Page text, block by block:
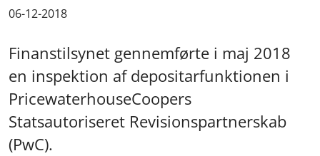
06-12-2018
Finanstilsynet gennemførte i maj 2018
en inspektion af depositarfunktionen i
PricewaterhouseCoopers
Statsautoriseret Revisionspartnerskab
(PwC).